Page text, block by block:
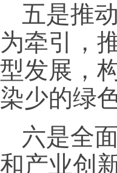
五是推
为牵引，
型发展，
染少的绿
六是全
和产业创